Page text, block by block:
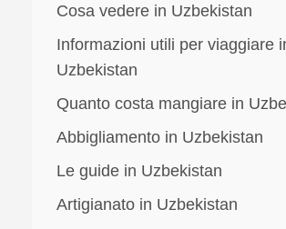
Cosa vedere in Uzbekistan
Informazioni utili per viaggiare
Uzbekistan
Quanto costa mangiare in
Abbigliamento in Uzbekistan
Le guide in Uzbekistan
Artigianato in Uzbekistan